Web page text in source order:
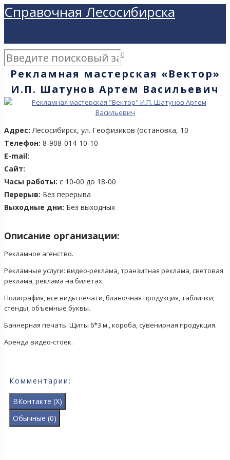
Справочная Лесосибирска
0
Рекламная мастерская «Вектор»
И.П. Шатунов Артем Васильевич
Адрес: Лесосибирск, ул. Геофизиков (остановка, 10
Телефон: 8-908-014-10-10
E-mail:
Сайт:
Часы работы: с 10-00 до 18-00
Перерыв: Без перерыва
Выходные дни: Без выходных
Описание организации:
Рекламное агенство.
Рекламные услуги: видео-реклама, транзитная реклама, световая
реклама, реклама на билетах.
Полиграфия, все виды печати, бланочная продукция, таблички,
стенды, объемные буквы.
Баннерная печать. Щиты 6*3 м., короба, сувенирная продукция.
Аренда видео-стоек.
Комментарии:
ВКонтакте (X)
Обычные (0)